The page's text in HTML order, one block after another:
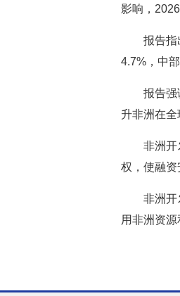
影响，
报告指
4.7%，中
报告强
升非洲在全
非洲开
权，使融资
非洲开
用非洲资